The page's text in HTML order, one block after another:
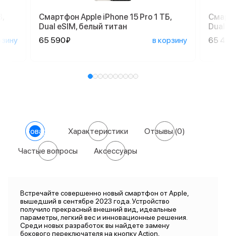
Смартфон Apple iPhone 15 Pro 1 ТБ,
Dual eSIM, белый титан
65 590₽
в корзину
65
О товаре Характеристики Отзывы(0)
Частые вопросы Аксессуары
Встречайте совершенно новый смартфон от Apple,
вышедший в сентябре 2023 года. Устройство
получило прекрасный внешний вид, идеальные
параметры, легкий вес и инновационные решения.
Среди новых разработок вы найдете замену
бокового переключателя на кнопку Action,